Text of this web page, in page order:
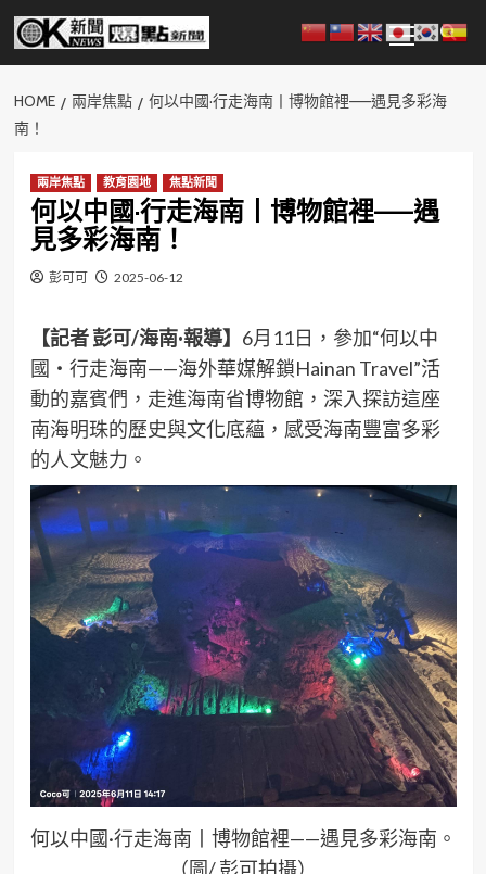
Skip
content
Menu
HOME 兩岸焦點
何以中國·行走海南丨博物館裡——遇見多彩海
南！
兩岸焦點 教育園地 焦點新聞
何以中國·行走海南丨博物館裡——遇
見多彩海南！
彭可可 2025-06-12
【記者 彭可/海南·報導】 6月11日，參加“何以中
國・行走海南——海外華媒解鎖Hainan Travel”活
動的嘉賓們，走進海南省博物館，深入探訪這座
南海明珠的歷史與文化底蘊，感受海南豐富多彩
的人文魅力。
何以中國·行走海南丨博物館裡——遇見多彩海南。
（圖/ 彭可拍攝）